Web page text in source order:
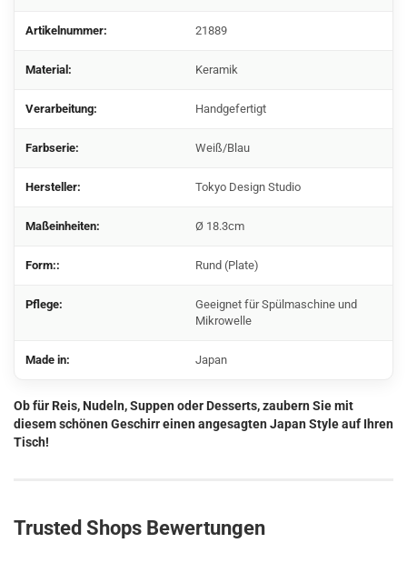
Artikelnummer: 21889
Material: Keramik
Verarbeitung: Handgefertigt
Farbserie: Weiß/Blau
Hersteller: Tokyo Design Studio
Maßeinheiten: Ø 18.3cm
Form:: Rund (Plate)
Pflege:
Geeignet für Spülmaschine und
Mikrowelle
Made in: Japan
Ob für Reis, Nudeln, Suppen oder Desserts, zaubern Sie mit
diesem schönen Geschirr einen angesagten Japan Style auf Ihren
Tisch!
Trusted Shops Bewertungen